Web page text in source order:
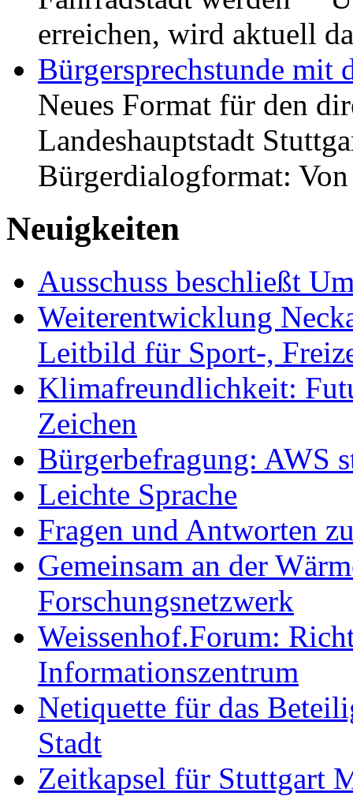
erreichen, wird aktuell
Bürgersprechstunde mit
Neues Format für den
Landeshauptstadt
Bürgerdialogformat:
Neuigkeiten
Ausschuss beschließt
Weiterentwicklung
Leitbild für Sport-,
Klimafreundlichkeit:
Zeichen
Bürgerbefragung: AWS
Leichte Sprache
Fragen und Antworten
Gemeinsam an der
Forschungsnetzwerk
Weissenhof.Forum:
Informationszentrum
Netiquette für das
Stadt
Zeitkapsel für Stuttgart